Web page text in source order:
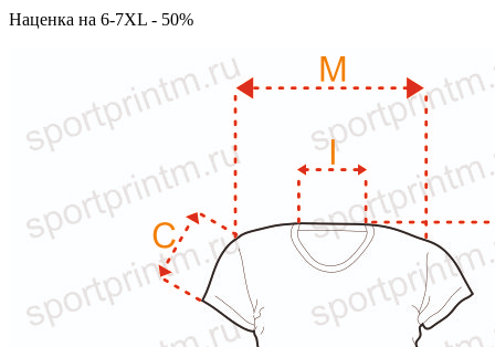
Наценка на 6-7XL - 50%